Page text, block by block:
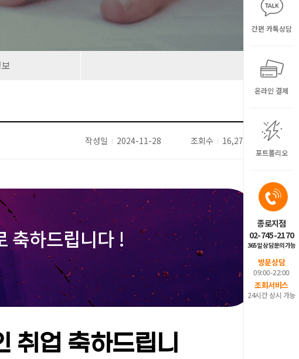
간편 카톡상담
온라인 결제
포트폴리오
종로지점
02-745-2170
365일 상담문의가능
방문상담
09:00-22:00
조회서비스
24시간 상시 가능
작성일 2024-11-28 조회수 16,271
축하드립니다 !
취업 축하드립니